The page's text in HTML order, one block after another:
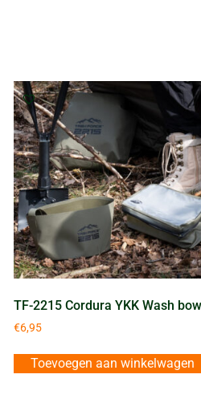
TF-2215 Cordura YKK Wash bowl
€6,95
Toevoegen aan winkelwagen